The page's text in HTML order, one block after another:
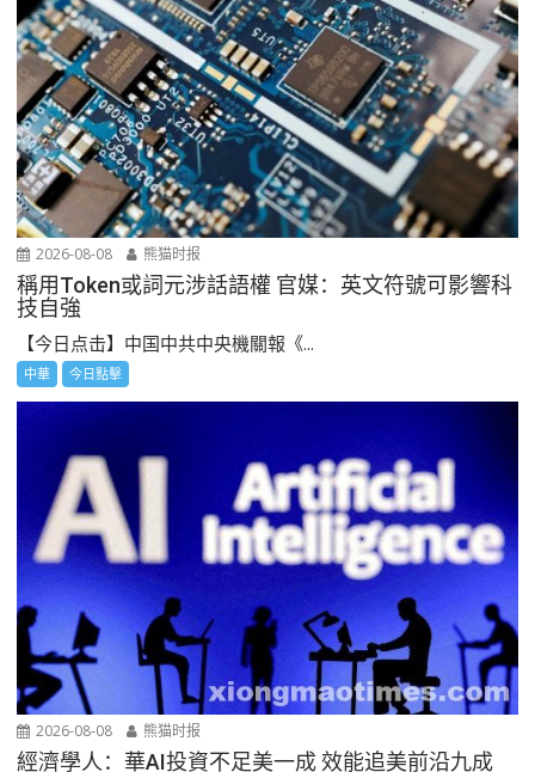
2026-08-08 熊猫时报
稱用Token或詞元涉話語權 官媒：英文符號可影響科
技自強
【今日点击】中国中共中央機關報《...
中華 今日點擊
2026-08-08 熊猫时报
經濟學人：華AI投資不足美一成 效能追美前沿九成